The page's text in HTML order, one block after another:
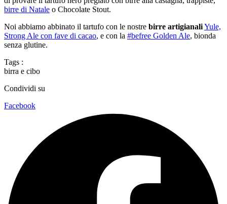
birre di Natale o Chocolate Stout.
Noi abbiamo abbinato il tartufo con le nostre birre artigianaliYule,
Strong Ale con fave di cacao, e con la #befree Golden Ale, bionda
senza glutine.
Tags :
birra e cibo
Condividi su
Facebook